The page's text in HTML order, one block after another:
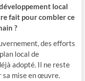
local
fait pour combler ce
?
des efforts
local de
adopté. Il ne reste
sa mise en œuvre.